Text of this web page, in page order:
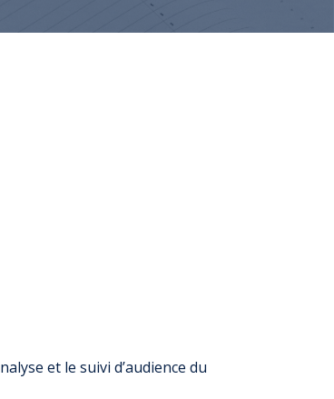
et le suivi d’audience du